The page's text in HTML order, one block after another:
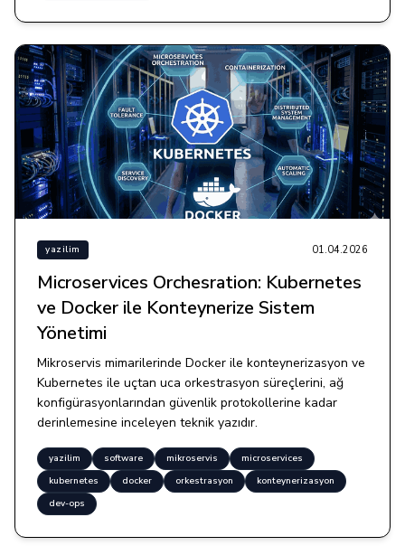
yazilim 01.04.2026
Microservices Orchesration: Kubernetes
ve Docker ile Konteynerize Sistem
Yönetimi
Mikroservis mimarilerinde Docker ile konteynerizasyon ve
Kubernetes ile uçtan uca orkestrasyon süreçlerini, ağ
konfigürasyonlarından güvenlik protokollerine kadar
derinlemesine inceleyen teknik yazıdır.
yazilim software mikroservis
microservices
kubernetes
docker orkestrasyon
konteynerizasyon
dev-ops